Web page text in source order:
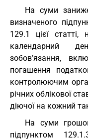
На суми
визначеного
129.1 цієї
календарний
зобов’язання,
погашення
контролюючим
річних облікової
діючої на кожний
На суми
підпунктом